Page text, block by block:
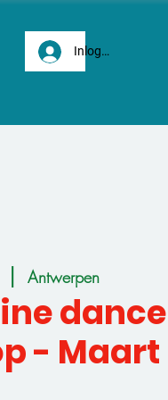
Inloggen
|
Antwerpen
dance
- Maart